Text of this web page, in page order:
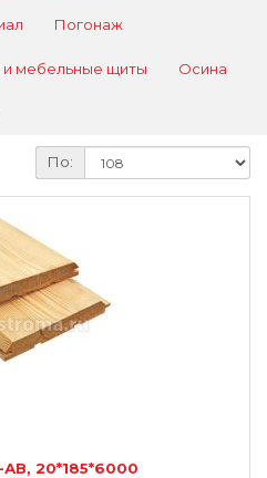
Погонаж
мебельные щиты Осина
По:
20*185*6000